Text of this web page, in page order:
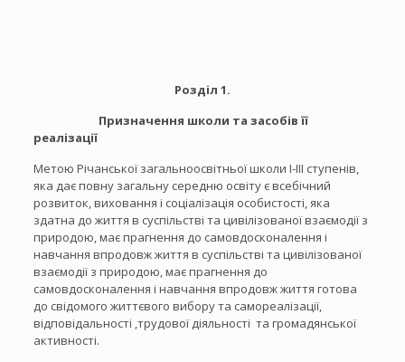
Розділ 1.
Призначення школи та засобів її
реалізації
Метою Річанської загальноосвітньої школи І-ІІІ ступенів,
яка дає повну загальну середню освіту є всебічний
розвиток, виховання і соціалізація особистості, яка
здатна до життя в суспільстві та цивілізованої взаємодії з
природою, має прагнення до самовдосконалення і
навчання впродовж життя в суспільстві та цивілізованої
взаємодії з природою, має прагнення до
самовдосконалення і навчання впродовж життя готова
до свідомого життєвого вибору та самореалізації,
відповідальності ,трудової діяльності та громадянської
активності.